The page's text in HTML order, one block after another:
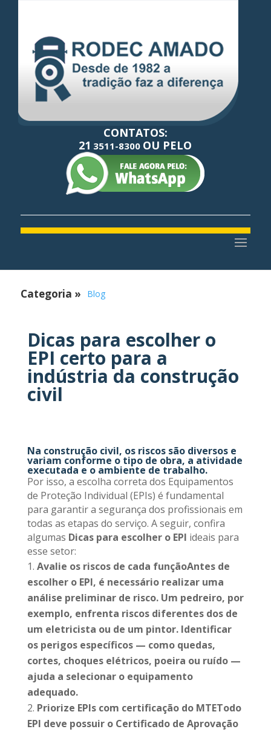
CONTATOS:
21 3511-8300 OU PELO
Categoria » Blog
Dicas para escolher o
EPI certo para a
indústria da construção
civil
Na construção civil, os riscos são diversos e
variam conforme o tipo de obra, a atividade
executada e o ambiente de trabalho.
Por isso, a escolha correta dos Equipamentos
de Proteção Individual (EPIs) é fundamental
para garantir a segurança dos profissionais em
todas as etapas do serviço. A seguir, confira
algumas Dicas para escolher o EPI ideais para
esse setor:
Avalie os riscos de cada funçãoAntes de
escolher o EPI, é necessário realizar uma
análise preliminar de risco. Um pedreiro, por
exemplo, enfrenta riscos diferentes dos de
um eletricista ou de um pintor. Identificar
os perigos específicos — como quedas,
cortes, choques elétricos, poeira ou ruído —
ajuda a selecionar o equipamento
adequado.
Priorize EPIs com certificação do MTETodo
EPI deve possuir o Certificado de Aprovação